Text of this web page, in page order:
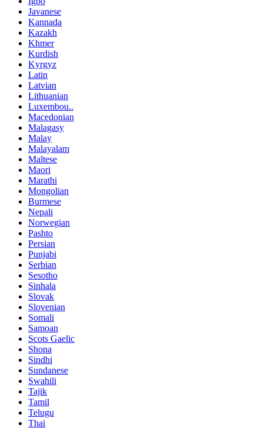
Javanese
Kannada
Kazakh
Khmer
Kurdish
Kyrgyz
Latin
Latvian
Lithuanian
Luxembou..
Macedonian
Malagasy
Malay
Malayalam
Maltese
Maori
Marathi
Mongolian
Burmese
Nepali
Norwegian
Pashto
Persian
Punjabi
Serbian
Sesotho
Sinhala
Slovak
Slovenian
Somali
Samoan
Scots Gaelic
Shona
Sindhi
Sundanese
Swahili
Tajik
Tamil
Telugu
Thai